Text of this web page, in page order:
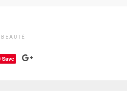
BEAUTÉ
Save